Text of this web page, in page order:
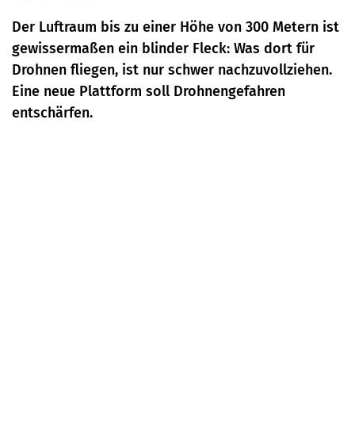
Der Luftraum bis zu einer Höhe von 300 Metern ist
gewissermaßen ein blinder Fleck: Was dort für
Drohnen fliegen, ist nur schwer nachzuvollziehen.
Eine neue Plattform soll Drohnengefahren
entschärfen.